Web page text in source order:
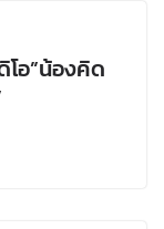
อ”น้องคิด